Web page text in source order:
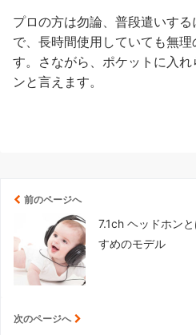
プロの方は勿論、普段遣いす
で、長時間使用していても無
す。さながら、ポケットに入
ンと言えます。
前のページへ
7.1ch ヘッドホン
すめのモデル
次のページへ